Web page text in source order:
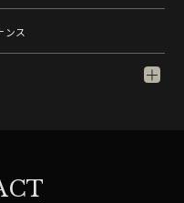
ンス